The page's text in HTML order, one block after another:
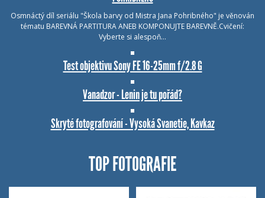
Osmnáctý díl seriálu "Škola barvy od Mistra Jana Pohribného" je věnován
tématu BAREVNÁ PARTITURA ANEB KOMPONUJTE BAREVNĚ.Cvičení:
Vyberte si alespoň…
Test objektivu Sony FE 16-25mm f/2.8 G
Vanadzor - Lenin je tu pořád?
Skryté fotografování - Vysoká Svanetie, Kavkaz
TOP FOTOGRAFIE